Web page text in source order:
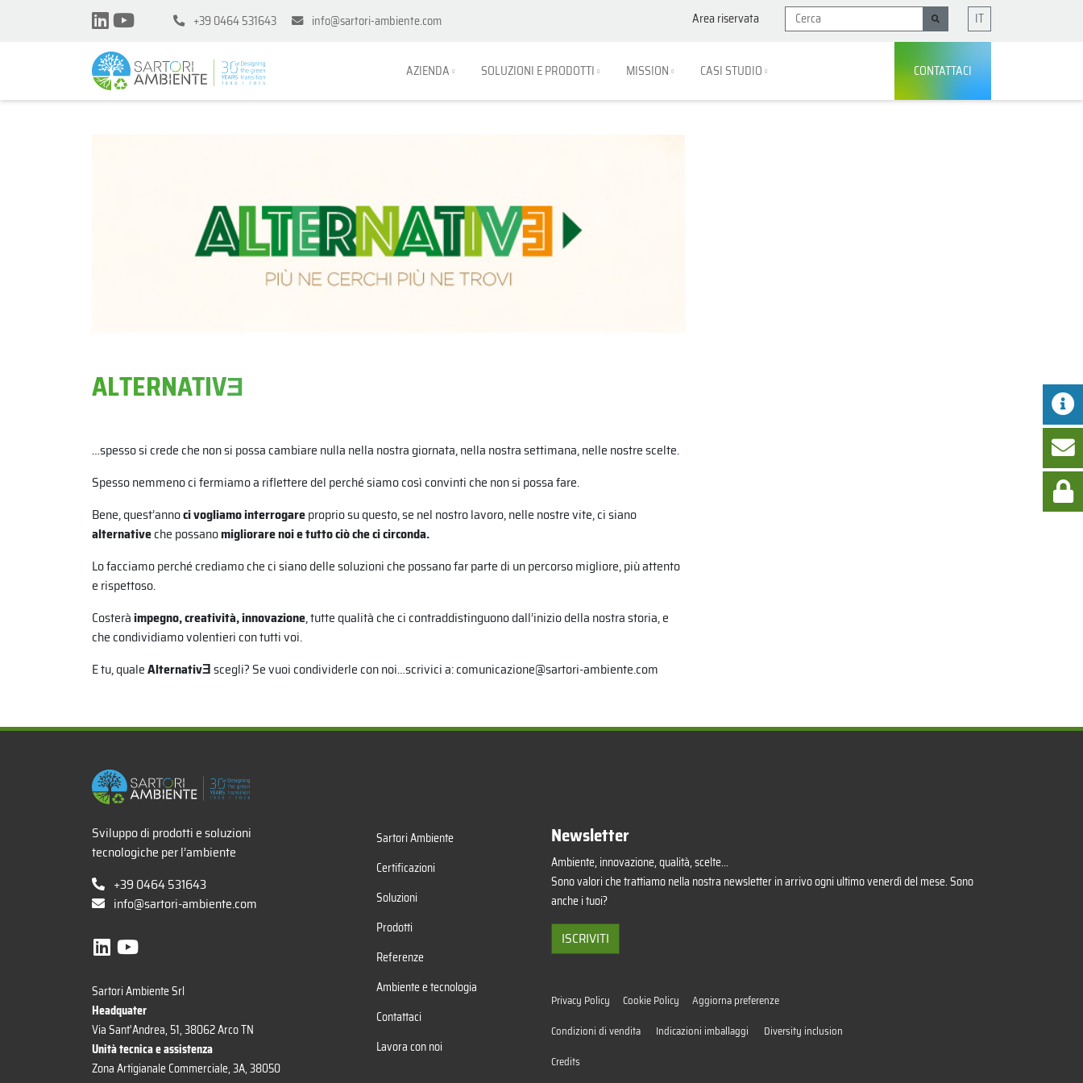
+39 0464 531643 info@sartori-ambiente.com Area riservata IT
AZIENDA SOLUZIONI E PRODOTTI MISSION CASI STUDIO CONTATTACI
ALTERNATIVƎ
…spesso si crede che non si possa cambiare nulla nella nostra giornata, nella nostra settimana, nelle nostre scelte.
Spesso nemmeno ci fermiamo a riflettere del perché siamo così convinti che non si possa fare.
Bene, quest’annoci vogliamo interrogareproprio su questo, se nel nostro lavoro, nelle nostre vite, ci siano
alternativeche possanomigliorare noi e tutto ciò che ci circonda.
Lo facciamo perché crediamo che ci siano delle soluzioni che possano far parte di un percorso migliore, più attento
e rispettoso.
Costeràimpegno, creatività, innovazione, tutte qualità che ci contraddistinguono dall’inizio della nostra storia, e
che condividiamo volentieri con tutti voi.
E tu, qualeAlternativƎscegli? Se vuoi condividerle con noi…scrivici a:comunicazione@sartori-ambiente.com
x
Sviluppo di prodotti e soluzioni
tecnologiche per l’ambiente
+39 0464 531643
info@sartori-ambiente.com
Sartori Ambiente Srl
Headquater
Via Sant'Andrea, 51, 38062 Arco TN
Unità tecnica e assistenza
Zona Artigianale Commerciale, 3A, 38050
Sartori Ambiente
Certificazioni
Soluzioni
Prodotti
Referenze
Ambiente e tecnologia
Contattaci
Lavora con noi
Newsletter
Ambiente, innovazione, qualità, scelte...
Sono valori che trattiamo nella nostra newsletter in arrivo ogni ultimo venerdì del mese. Sono
anche i tuoi?
ISCRIVITI
Privacy Policy Cookie Policy
Aggiorna preferenze
Condizioni di vendita
Indicazioni imballaggi
Diversity inclusion
Credits